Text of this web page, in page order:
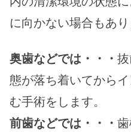
に向かない場合もあり
奥歯などでは・・・
態が落ち着いてから
む手術をします。
前歯などでは・・・